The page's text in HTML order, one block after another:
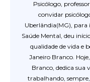
Psicólogo,
convidar
Uberlândia(MG), para
Saúde Mental, deu
qualidade de vida e
Janeiro Branco.
Branco, dedica sua
trabalhando,